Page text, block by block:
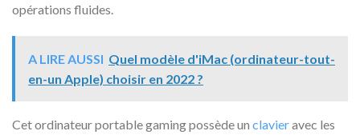
opérations fluides.
A LIRE AUSSI Quel modèle d'iMac (ordinateur-tout-
en-un Apple) choisir en 2022 ?
Cet ordinateur portable gaming possède un clavieravec les